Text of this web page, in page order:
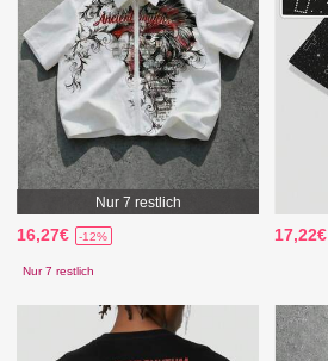
Nur 7 restlich
16,27€ -12%
Nur 7 restlich
17,22€